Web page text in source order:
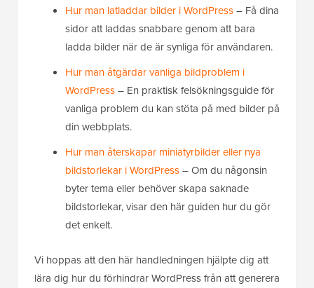
Hur man latladdar bilder i WordPress– Få dina
sidor att laddas snabbare genom att bara
ladda bilder när de är synliga för användaren.
Hur man åtgärdar vanliga bildproblem i
WordPress– En praktisk felsökningsguide för
vanliga problem du kan stöta på med bilder på
din webbplats.
Hur man återskapar miniatyrbilder eller nya
bildstorlekar i WordPress– Om du någonsin
byter tema eller behöver skapa saknade
bildstorlekar, visar den här guiden hur du gör
det enkelt.
Vi hoppas att den här handledningen hjälpte dig att
lära dig hur du förhindrar WordPress från att generera